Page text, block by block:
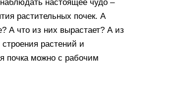
растительных почек. А
А что из них вырастает? А из
растений и
почка можно с рабочим